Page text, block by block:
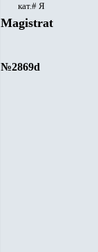
кат.# Я
Magistrat
№2869d